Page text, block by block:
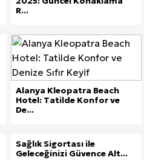
R...
Alanya Kleopatra Beach
Hotel: Tatilde Konfor ve
De...
Sağlık Sigortası ile
Geleceğinizi Güvence Alt...